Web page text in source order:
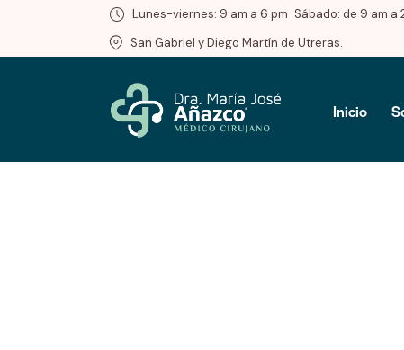
Lunes-viernes: 9 am a 6 pm Sábado: de 9 am a
San Gabriel y Diego Martín de Utreras.
Inicio